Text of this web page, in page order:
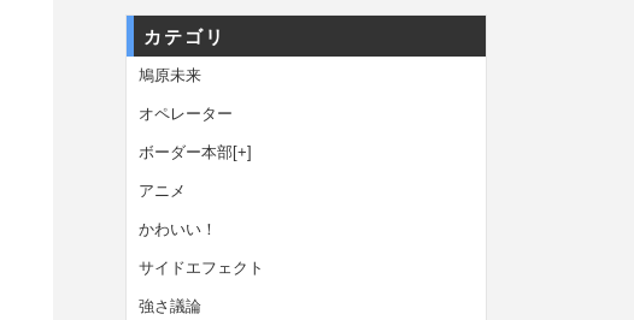
カテゴリ
鳩原未来
オペレーター
ボーダー本部[+]
アニメ
かわいい！
サイドエフェクト
強さ議論